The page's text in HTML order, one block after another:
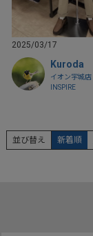
2025/03/17
Kuroda
イオン宇城店
INSPIRE
並び替え 新着順